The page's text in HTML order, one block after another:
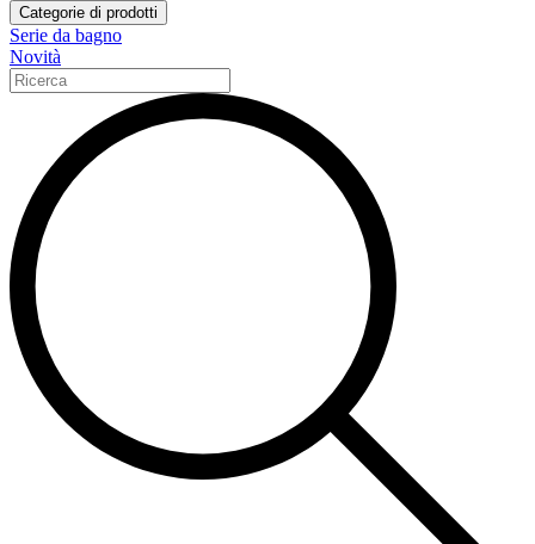
Categorie di prodotti
Serie da bagno
Novità